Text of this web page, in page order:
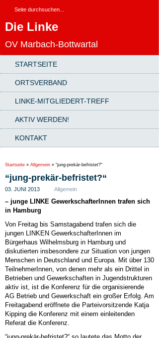
Die Linke
OV Marbach-Bottwartal
STARTSEITE
ORTSVERBAND
LINKE-MITGLIEDERT-TREFF
AKTIV WERDEN!
KONTAKT
Startseite » Allgemein » “jung-prekär-befristet?“
“jung-prekär-befristet?“
03. JUNI 2013 Allgemein
– junge LINKE GewerkschafterInnen trafen sich
in Hamburg
Von Freitag bis Samstagabend trafen sich die
jungen LINKEN GewerkschafterInnen im
Bürgerhaus Wilhelmsburg in Hamburg und
diskutierten insbesondere zur Situation von jungen
Menschen in Deutschland und Europa. Mit über 130
TeilnehmerInnen, von denen mehr als ein Drittel in
Betrieben und Gewerkschaften in Jugendstrukturen
aktiv ist, ist die Konferenz für die organisierende
AG Betrieb und Gewerkschaft ein großer Erfolg. Am
Freitagabend eröffnete die Parteivorsitzende Katja
Kipping die Konferenz mit einem einleitenden
Referat die Konferenz.